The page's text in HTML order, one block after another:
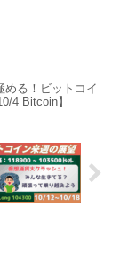
める！ビットコイ
4 Bitcoin】